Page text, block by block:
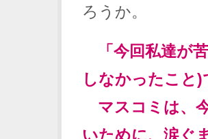
ろうか。
「今回私達が
しなかったこと)
マスコミは、
いために、涙